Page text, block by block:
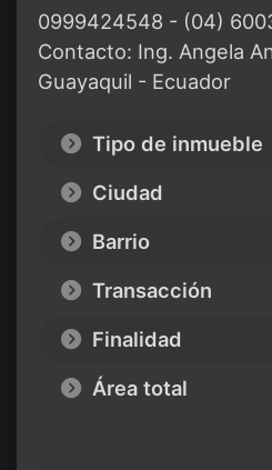
0999424548 - (04)
Contacto: Ing. Angela
Guayaquil - Ecuador
Tipo de inmueble
Ciudad
Barrio
Transacción
Finalidad
Área total